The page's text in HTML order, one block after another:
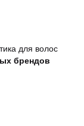
для волос
брендов